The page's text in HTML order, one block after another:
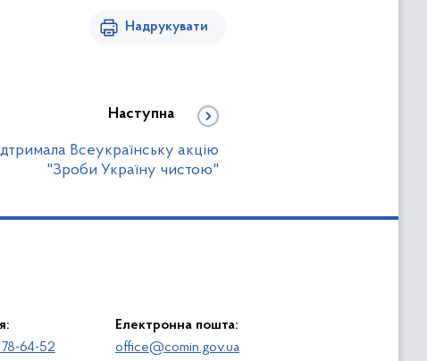
Надрукувати
Наступна
Всеукраїнську акцію
"Зроби Україну чистою"
64-52
Електронна пошта:
office@comin.gov.ua